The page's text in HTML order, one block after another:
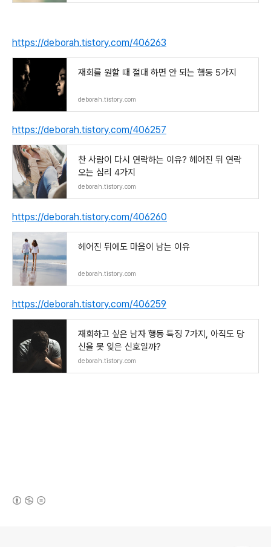
https://deborah.tistory.com/406263
재회를 원할 때 절대 하면 안 되는 행동 5가지
deborah.tistory.com
https://deborah.tistory.com/406257
찬 사람이 다시 연락하는 이유? 헤어진 뒤 연락
오는 심리 4가지
deborah.tistory.com
https://deborah.tistory.com/406260
헤어진 뒤에도 마음이 남는 이유
deborah.tistory.com
https://deborah.tistory.com/406259
재회하고 싶은 남자 행동 특징 7가지, 아직도 당
신을 못 잊은 신호일까?
deborah.tistory.com